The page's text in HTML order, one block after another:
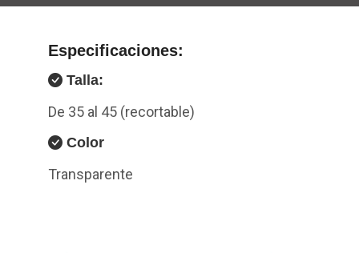
Especificaciones:
Talla:
De 35 al 45 (recortable)
Color
Transparente